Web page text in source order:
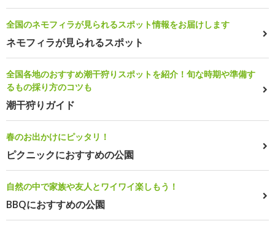
全国のネモフィラが見られるスポット情報をお届けします
ネモフィラが見られるスポット
全国各地のおすすめ潮干狩りスポットを紹介！旬な時期や準備す
るもの採り方のコツも
潮干狩りガイド
春のお出かけにピッタリ！
ピクニックにおすすめの公園
自然の中で家族や友人とワイワイ楽しもう！
BBQにおすすめの公園